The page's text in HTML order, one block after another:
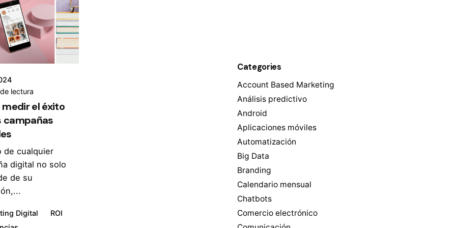
lectura
el éxito
campañas
de cualquier
digital no solo
de su
Digital
ROI
Categories
Account Based Marketing
Análisis predictivo
Android
Aplicaciones móviles
Automatización
Big Data
Branding
Calendario mensual
Chatbots
Comercio electrónico